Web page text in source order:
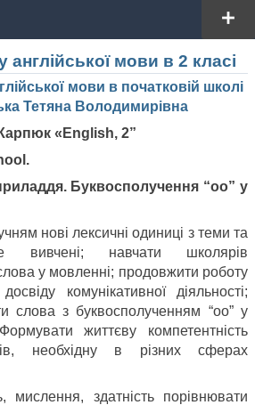
англійської мови в 2 класі
мови в початковій школі
Тетяна Володимирівна
« English, 2”
Буквосполучення “оо” у
нові лексичні одиниці з теми та
вивчені; навчати школярів
у мовленні; продовжити роботу
комунікативної діяльності;
слова з буквосполученням “оо” у
життєву компетентність
необхідну в різних сферах
мислення, здатність порівнювати